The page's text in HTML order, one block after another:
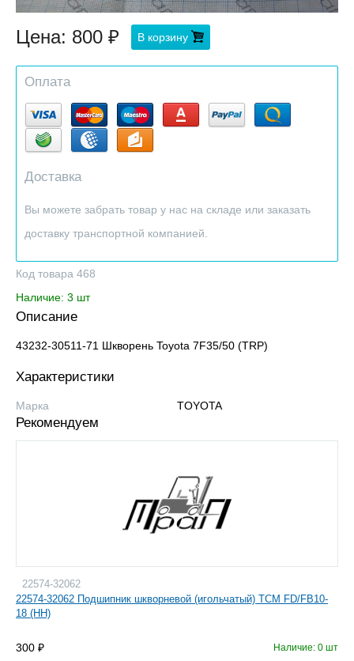
Цена: 800 В корзину
Оплата
Доставка
Вы можете забрать товар у нас на складе или заказать
доставку транспортной компанией.
Код товара 468
Наличие: 3 шт
Описание
43232-30511-71 Шкворень Toyota 7F35/50 (TRP)
Характеристики
Марка TOYOTA
Рекомендуем
22574-32062
22574-32062 Подшипник шкворневой (игольчатый) TCM FD/FB10-
18 (HH)
300 Наличие: 0 шт